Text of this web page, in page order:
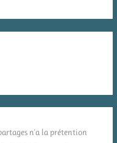
n'a la prétention